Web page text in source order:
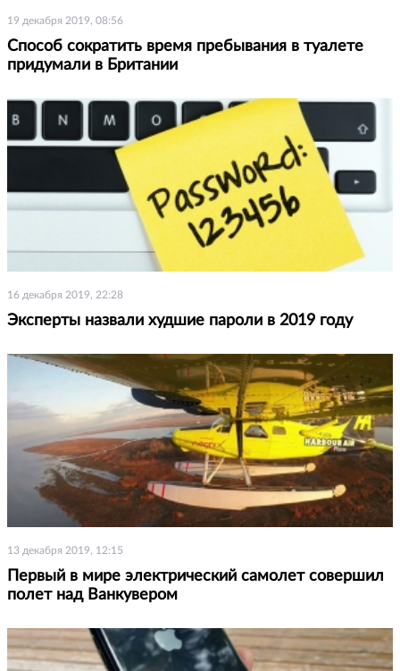
19 декабря 2019, 08:56
Способ сократить время пребывания в туалете
придумали в Британии
16 декабря 2019, 22:28
Эксперты назвали худшие пароли в 2019 году
13 декабря 2019, 12:15
Первый в мире электрический самолет совершил
полет над Ванкувером